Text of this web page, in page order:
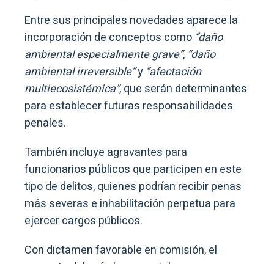
Entre sus principales novedades aparece la
incorporación de conceptos como “daño
ambiental especialmente grave”, “daño
ambiental irreversible”y “afectación
multiecosistémica”, que serán determinantes
para establecer futuras responsabilidades
penales.
También incluye agravantes para
funcionarios públicos que participen en este
tipo de delitos, quienes podrían recibir penas
más severas e inhabilitación perpetua para
ejercer cargos públicos.
Con dictamen favorable en comisión, el